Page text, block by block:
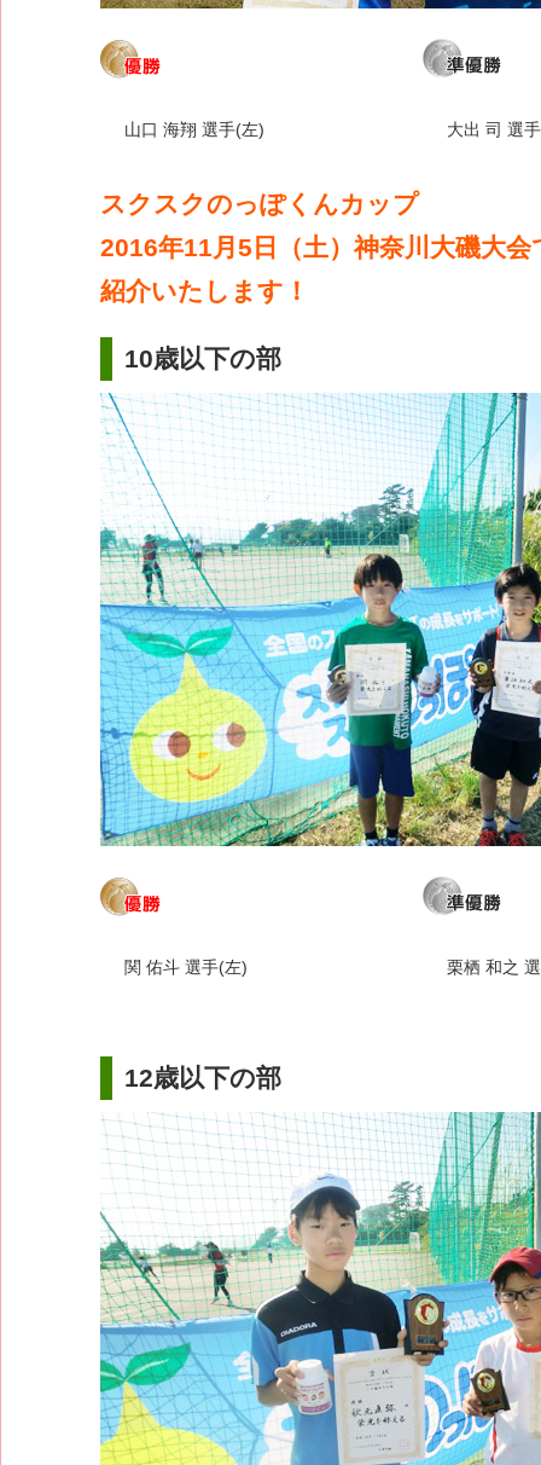
山口 海翔 選手(左) 大出 司 選
スクスクのっぽくんカップ
2016年11月5日（土）神奈川大磯大
紹介いたします！
10歳以下の部
関 佑斗 選手(左) 栗栖 和之
12歳以下の部